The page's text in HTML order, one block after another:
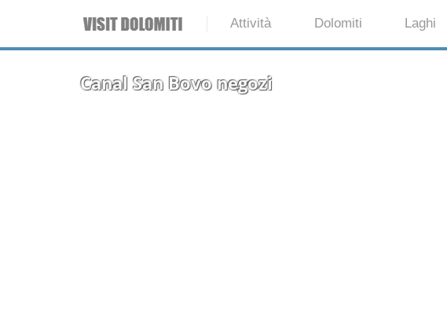
Attività Dolomiti Laghi
Canal San Bovo negozi